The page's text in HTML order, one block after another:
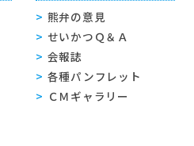
熊弁の意見
せいかつＱ＆Ａ
会報誌
各種パンフレット
ＣＭギャラリー